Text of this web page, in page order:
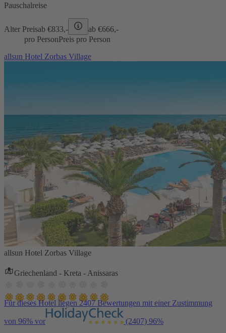
Pauschalreise
Alter Preisab €833,- ab €666,-
pro PersonPreis pro Person
allsun Hotel Zorbas Village
allsun Hotel Zorbas Village
Griechenland - Kreta - Anissaras
Für dieses Hotel liegen 2407 Bewertungen mit einer Zustimmung
von 96% vor (2407) 96%